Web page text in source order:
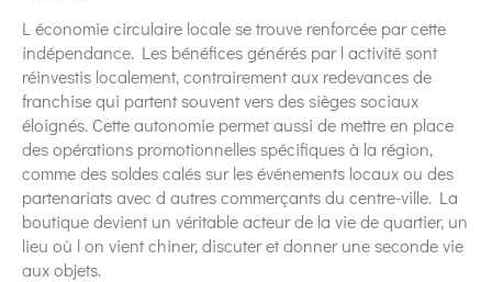
L économie circulaire locale se trouve renforcée par cette
indépendance. Les bénéfices générés par l activité sont
réinvestis localement, contrairement aux redevances de
franchise qui partent souvent vers des sièges sociaux
éloignés. Cette autonomie permet aussi de mettre en place
des opérations promotionnelles spécifiques à la région,
comme des soldes calés sur les événements locaux ou des
partenariats avec d autres commerçants du centre-ville. La
boutique devient un véritable acteur de la vie de quartier, un
lieu où l on vient chiner, discuter et donner une seconde vie
aux objets.